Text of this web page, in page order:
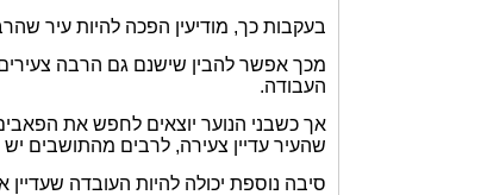
בעקבות כך, מודיעין הפכה להיות עיר
מכך אפשר להבין שישנם גם הרבה צעירים,
העבודה.
אך כשבני הנוער יוצאים לחפש את
שהעיר עדיין צעירה, לרבים מהתושבים
סיבה נוספת יכולה להיות העובדה